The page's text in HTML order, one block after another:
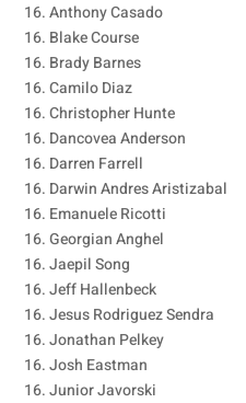
16. Anthony Casado
16. Blake Course
16. Brady Barnes
16. Camilo Diaz
16. Christopher Hunte
16. Dancovea Anderson
16. Darren Farrell
16. Darwin Andres Aristizabal
16. Emanuele Ricotti
16. Georgian Anghel
16. Jaepil Song
16. Jeff Hallenbeck
16. Jesus Rodriguez Sendra
16. Jonathan Pelkey
16. Josh Eastman
16. Junior Javorski